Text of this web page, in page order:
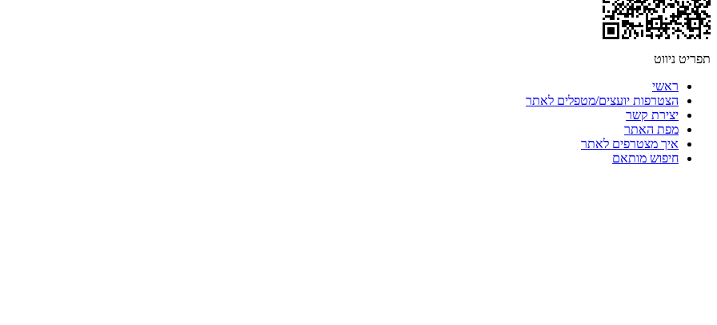
תפריט ניווט
ראשי
הצטרפות יועצים/מטפלים לאתר
יצירת קשר
מפת האתר
איך מצטרפים לאתר
חיפוש מותאם